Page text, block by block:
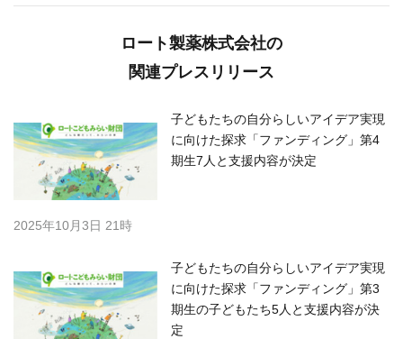
ロート製薬株式会社の
関連プレスリリース
子どもたちの自分らしいアイデア実現
に向けた探求「ファンディング」第4
期生7人と支援内容が決定
2025年10月3日 21時
子どもたちの自分らしいアイデア実現
に向けた探求「ファンディング」第3
期生の子どもたち5人と支援内容が決
定